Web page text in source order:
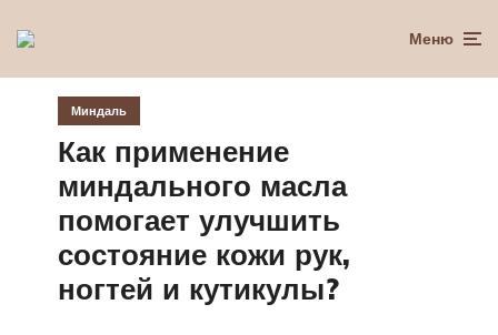
Меню
Миндаль
Как применение
миндального масла
помогает улучшить
состояние кожи рук,
ногтей и кутикулы?